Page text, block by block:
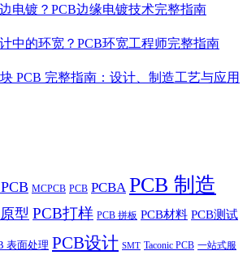
电镀？PCB边缘电镀技术完整指南
中的环宽？PCB环宽工程师完整指南
PCB 完整指南：设计、制造工艺与应用
MCPCB PCB PCBA PCB 制造
型 PCB打样 PCB 拼板 PCB材料 PCB测试
表面处理 PCB设计 SMT Taconic PCB 一站式服